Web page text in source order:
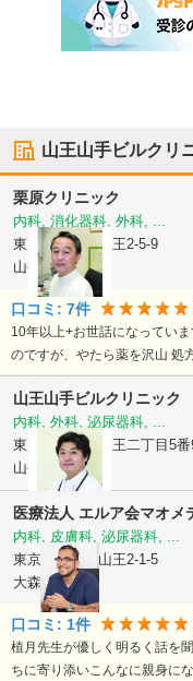
山王山手ビルクリ
栗原クリニック
内科, 消化器科, 外科, ...
東京都大田区山王2-5-9
山手ビル9階
口コミ: 7件
10年以上+お世話になってい
のですが、やたら薬を沢山 処
山王山手ビルクリニック
内科, 外科, 泌尿器科, ...
東京都大田区
山王二丁目5
山手ビル6階
医療法人 エルア会マオメ
内科, 皮膚科, 泌尿器科, ...
東京都大田区 山王2-1-5
大森ララ 5階
口コミ: 1件
植月先生が優しく明るく話を
ちに寄り添いこんなに親身に